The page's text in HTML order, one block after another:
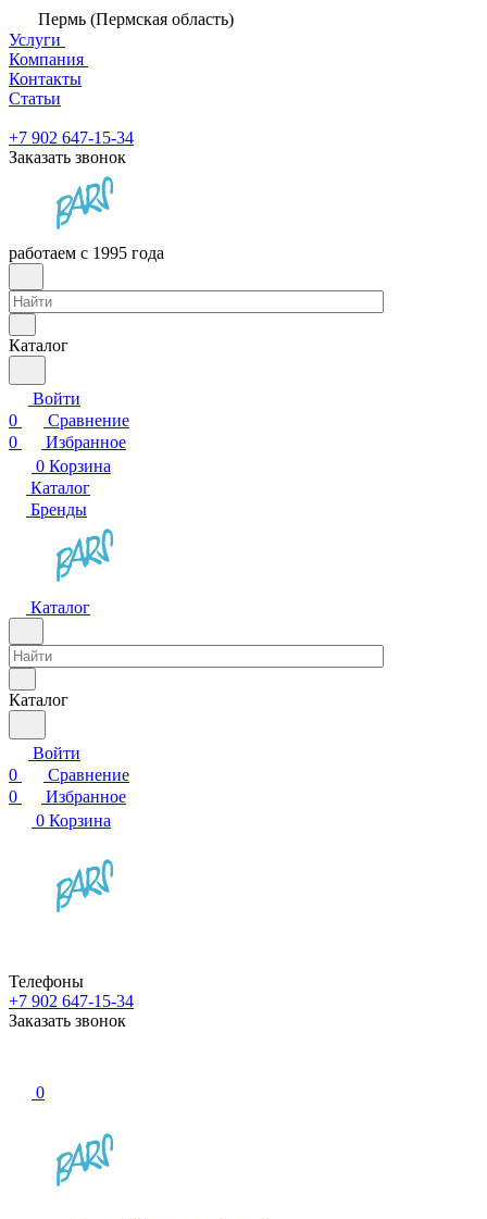
Пермь (Пермская область)
Услуги
Компания
Контакты
Статьи
+7 902 647-15-34
Заказать звонок
работаем с 1995 года
Каталог
Войти
0
Сравнение
0
Избранное
0 Корзина
Каталог
Бренды
Каталог
Каталог
Войти
0
Сравнение
0
Избранное
0 Корзина
Телефоны
+7 902 647-15-34
Заказать звонок
0